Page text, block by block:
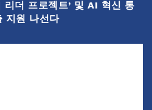
리더 프로젝트’ 및 AI 혁신 통
지원 나선다